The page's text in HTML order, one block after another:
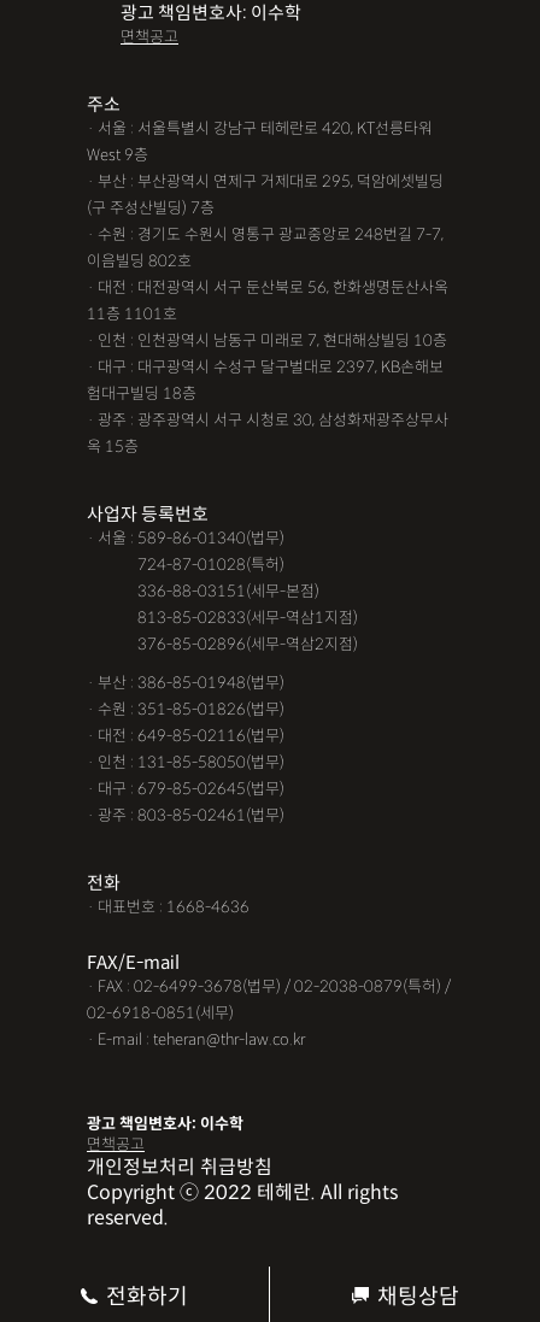
전화하기 채팅상담
광고 책임변호사: 이수학
면책공고
주소
· 서울 : 서울특별시 강남구 테헤란로 420, KT선릉타워
West 9층
· 부산 : 부산광역시 연제구 거제대로 295, 덕암에셋빌딩
(구 주성산빌딩) 7층
· 수원 : 경기도 수원시 영통구 광교중앙로 248번길 7-7,
이음빌딩 802호
· 대전 : 대전광역시 서구 둔산북로 56, 한화생명둔산사옥
11층 1101호
· 인천 : 인천광역시 남동구 미래로 7, 현대해상빌딩 10층
· 대구 : 대구광역시 수성구 달구벌대로 2397, KB손해보
험대구빌딩 18층
· 광주 : 광주광역시 서구 시청로 30, 삼성화재광주상무사
옥 15층
사업자 등록번호
· 서울 : 589-86-01340(법무)
724-87-01028(특허)
336-88-03151(세무-본점)
813-85-02833(세무-역삼1지점)
376-85-02896(세무-역삼2지점)
· 부산 : 386-85-01948(법무)
· 수원 : 351-85-01826(법무)
· 대전 : 649-85-02116(법무)
· 인천 : 131-85-58050(법무)
· 대구 : 679-85-02645(법무)
· 광주 : 803-85-02461(법무)
전화
· 대표번호 : 1668-4636
FAX/E-mail
· FAX : 02-6499-3678(법무) / 02-2038-0879(특허) /
02-6918-0851(세무)
· E-mail : teheran@thr-law.co.kr
광고 책임변호사: 이수학
면책공고
개인정보처리 취급방침
Copyright ⓒ 2022 테헤란. All rights
reserved.